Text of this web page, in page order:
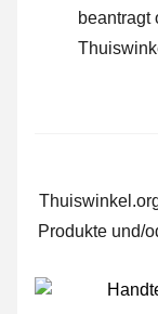
beantragt
Produkte und/